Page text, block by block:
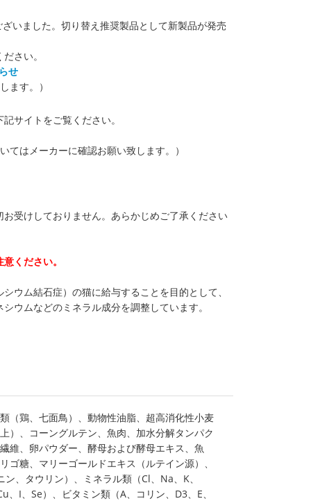
いました。切り替え推奨製品として新製品が発売
さい。
せ
ます。）
サイトをご覧ください。
はメーカーに確認お願い致します。）
受けしておりません。あらかじめご了承ください
ください。
ウム結石症）の猫に給与することを目的として、
ウムなどのミネラル成分を調整しています。
（鶏、七面鳥）、動物性油脂、超高消化性小麦
）、コーングルテン、魚肉、加水分解タンパク
維、卵パウダー、酵母および酵母エキス、魚
ゴ糖、マリーゴールドエキス（ルテイン源）、
、タウリン）、ミネラル類（Cl、Na、K、
、I、Se）、ビタミン類（A、コリン、D3、E、